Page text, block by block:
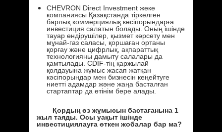
CHEVRON Direct Investment жеке
компаниясы Қазақстанда тіркелген
барлық коммерциялық кәсіпорындарға
инвестиция салатын болады. Оның ішінде
тауар өндірушілер, қызмет көрсету мен
мұнай-газ саласы, қоршаған ортаны
қорғау және цифрлық, ақпараттық
технологияны дамыту салалары да
қамтылады. CDIF-тің қаржылай
қолдауына жұмыс жасап жатқан
кәсіпорындар мен бизнесін кеңейтуге
ниетті адамдар және жаңа басталған
стартаптар да өтінім бере алады.
Қордың өз жұмысын бастағанына 1
жыл таяды. Осы уақыт ішінде
инвестициялауға өткен жобалар бар ма?